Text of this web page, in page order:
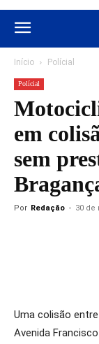
Início Polícial
Polícial
em
sem
Por Redação - 30 de
Uma colisão
Avenida